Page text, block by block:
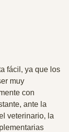
fácil, ya que los
muy
con
ante la
veterinario, la